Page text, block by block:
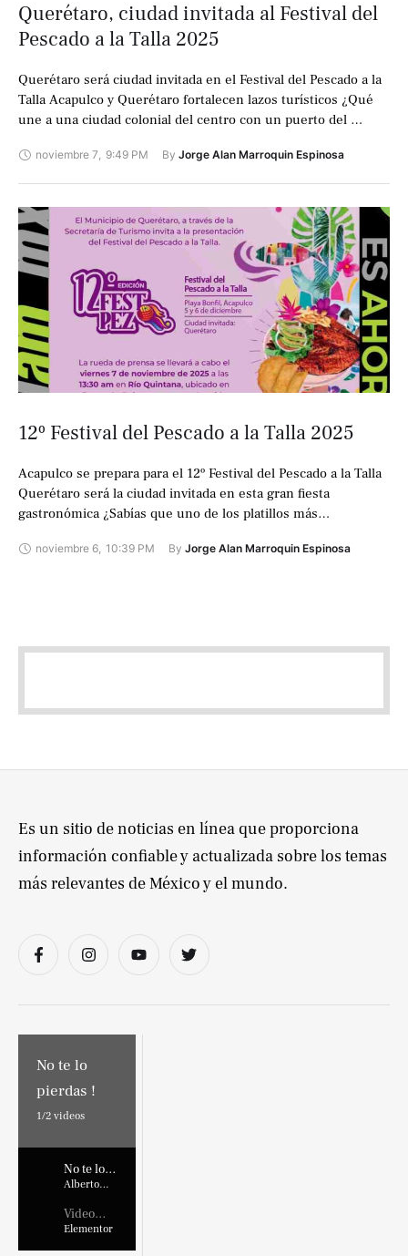
Querétaro, ciudad invitada al Festival del
Pescado a la Talla 2025
Querétaro será ciudad invitada en el Festival del Pescado a la
Talla Acapulco y Querétaro fortalecen lazos turísticos ¿Qué
une a una ciudad colonial del centro con un puerto del …
noviembre 7, 9:49 PM By Jorge Alan Marroquin Espinosa
12º Festival del Pescado a la Talla 2025
Acapulco se prepara para el 12º Festival del Pescado a la Talla
Querétaro será la ciudad invitada en esta gran fiesta
gastronómica ¿Sabías que uno de los platillos más
noviembre 6, 10:39 PM By Jorge Alan Marroquin Espinosa
No te lo
pierdas !
1/2 videos
No te lo
pierdas !
Alberto
Video
Placehold
Elementor
Es un sitio de noticias en línea que proporciona
información confiable y actualizada sobre los temas
más relevantes de México y el mundo.